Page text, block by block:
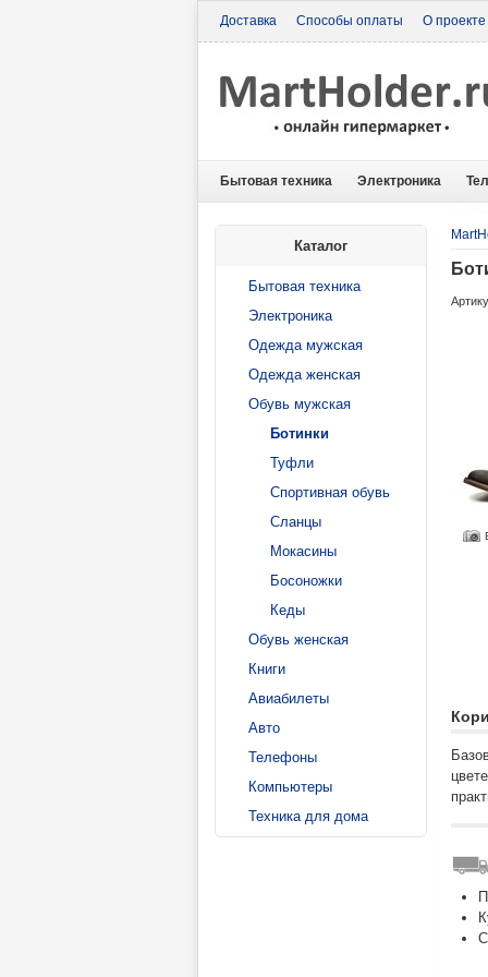
Доставка Способы оплаты О проекте
Бытовая техника Электроника
Каталог
Бытовая техника
Электроника
Одежда мужская
Одежда женская
Обувь мужская
Ботинки
Туфли
Спортивная обувь
Сланцы
Мокасины
Босоножки
Кеды
Обувь женская
Книги
Авиабилеты
Авто
Телефоны
Компьютеры
Техника для дома